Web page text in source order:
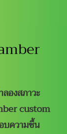
องสภาวะ
custom
บความชื้น